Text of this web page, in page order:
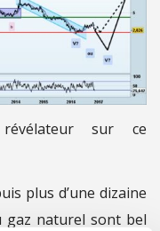
sur ce
plus d’une dizaine
gaz naturel sont bel